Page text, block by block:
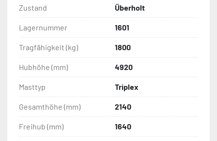
Zustand Überholt
Lagernummer 1601
Tragfähigkeit (kg) 1800
Hubhöhe (mm) 4920
Masttyp Triplex
Gesamthöhe (mm) 2140
Freihub (mm) 1640